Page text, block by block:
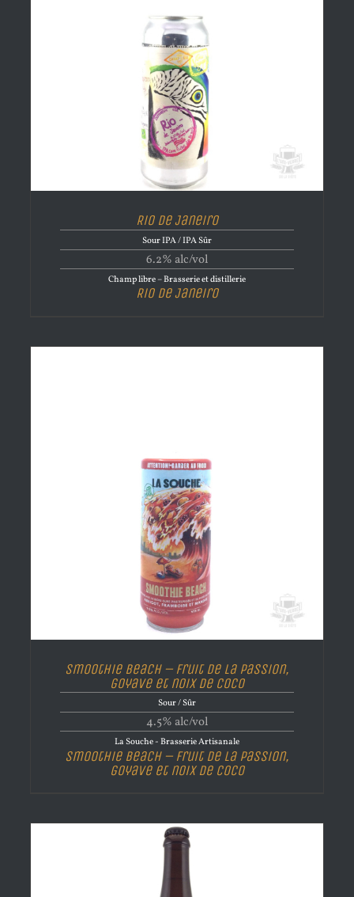
Rio de Janeiro
Sour IPA / IPA Sûr
6.2% alc/vol
Champ libre – Brasserie et distillerie
Rio de Janeiro
Smoothie Beach – Fruit de La Passion,
goyave et noix De Coco
Sour / Sûr
4.5% alc/vol
La Souche - Brasserie Artisanale
Smoothie Beach – Fruit de La Passion,
goyave et noix De Coco